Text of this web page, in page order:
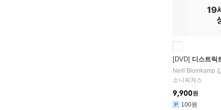
[DVD] 디스트릭
Neill Blomkamp
소니픽쳐스
9,900원
100원